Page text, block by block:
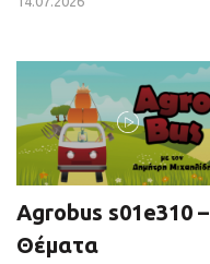
Agrobus s01e310 –
Θέματα